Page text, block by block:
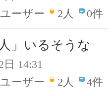
ーザー
2人 0件
」いるそうな
日 14:31
ーザー
2人 4件